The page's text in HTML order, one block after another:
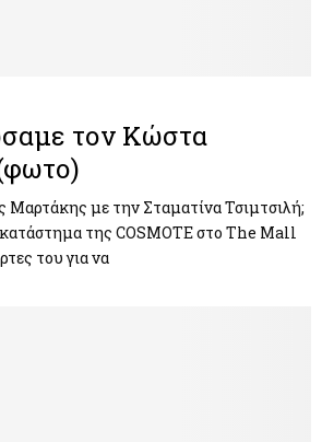
τον Κώστα
Μαρτάκης με την Σταματίνα Τσιμτσιλή;
της COSMOTE στο The Mall
του για να